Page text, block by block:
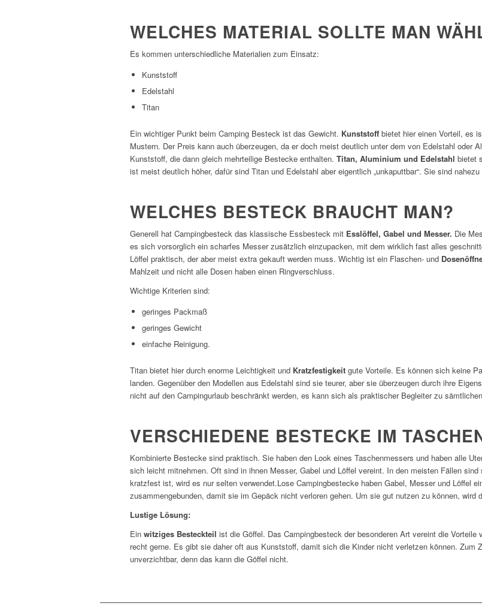
WELCHES MATERIAL SOLLTE MAN
Es kommen unterschiedliche Materialien zum Einsatz:
Kunststoff
Edelstahl
Titan
Ein wichtiger Punkt beim Camping Besteck ist das Gewicht. Kunststoff bietet hier einen Vorteil, es
Mustern. Der Preis kann auch überzeugen, da er doch meist deutlich unter dem von Edelstahl oder
Kunststoff, die dann gleich mehrteilige Bestecke enthalten. Titan, Aluminium und Edelstahl bietet
ist meist deutlich höher, dafür sind Titan und Edelstahl aber eigentlich „unkaputtbar“. Sie sind
WELCHES BESTECK BRAUCHT MAN?
Generell hat Campingbesteck das klassische Essbesteck mit Esslöffel, Gabel und Messer. Die
es sich vorsorglich ein scharfes Messer zusätzlich einzupacken, mit dem wirklich fast alles
Löffel praktisch, der aber meist extra gekauft werden muss. Wichtig ist ein Flaschen- und
Mahlzeit und nicht alle Dosen haben einen Ringverschluss.
Wichtige Kriterien sind:
geringes Packmaß
geringes Gewicht
einfache Reinigung.
Titan bietet hier durch enorme Leichtigkeit und Kratzfestigkeit gute Vorteile. Es können sich keine
landen. Gegenüber den Modellen aus Edelstahl sind sie teurer, aber sie überzeugen durch ihre
nicht auf den Campingurlaub beschränkt werden, es kann sich als praktischer Begleiter zu
VERSCHIEDENE BESTECKE IM
Kombinierte Bestecke sind praktisch. Sie haben den Look eines Taschenmessers und haben alle
sich leicht mitnehmen. Oft sind in ihnen Messer, Gabel und Löffel vereint. In den meisten Fällen
kratzfest ist, wird es nur selten verwendet.Lose Campingbestecke haben Gabel, Messer und Löffel
zusammengebunden, damit sie im Gepäck nicht verloren gehen. Um sie gut nutzen zu können, wird
Lustige Lösung:
Ein witziges Besteckteil ist die Göffel. Das Campingbesteck der besonderen Art vereint die
recht gerne. Es gibt sie daher oft aus Kunststoff, damit sich die Kinder nicht verletzen können. Zum
unverzichtbar, denn das kann die Göffel nicht.